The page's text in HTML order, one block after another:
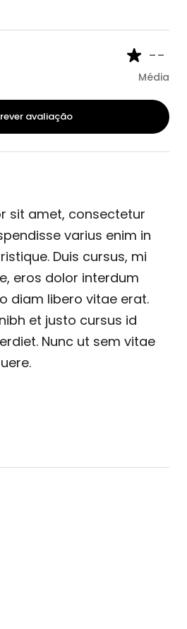
--
Média
avaliação
sit amet, consectetur
varius enim in
Duis cursus, mi
eros dolor interdum
diam libero vitae erat.
et justo cursus id
Nunc ut sem vitae